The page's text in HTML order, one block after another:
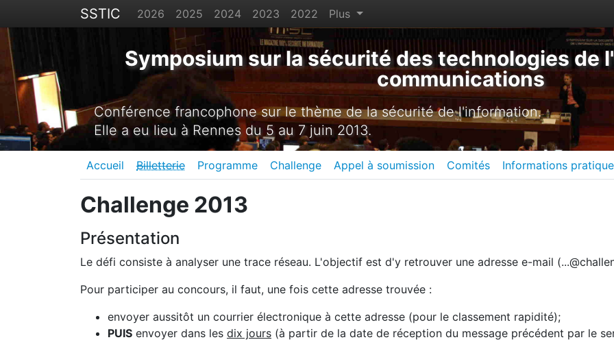
SSTIC 2026 2025 2024 2023 2022 Plus
Symposium sur la sécurité des technologies de
communications
Conférence francophone sur le thème de la sécurité de l'information.
Elle a eu lieu à Rennes du 5 au 7 juin 2013.
Accueil Billetterie Programme Challenge Appel à soumission Comités Informations
Challenge 2013
Présentation
Le défi consiste à analyser une trace réseau. L'objectif est d'y retrouver une adresse e-mail
Pour participer au concours, il faut, une fois cette adresse trouvée :
envoyer aussitôt un courrier électronique à cette adresse (pour le classement rapidité);
PUIS envoyer dans les dix jours (à partir de la date de réception du message précédent par le